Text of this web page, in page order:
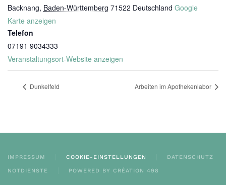
Backnang, Baden-Württemberg 71522 Deutschland Google
Karte anzeigen
Telefon
07191 9034333
Veranstaltungsort-Website anzeigen
Dunkelfeld Arbeiten im Apothekenlabor
IMPRESSUM COOKIE-EINSTELLUNGEN DATENSCHUTZ
NOTDIENSTE POWERED BY CRÉATION 498